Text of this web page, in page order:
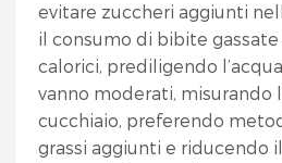
evitare zuccheri aggiunti
il consumo di bibite
calorici, prediligendo
vanno moderati, misurando
cucchiaio, preferendo
grassi aggiunti e riducendo